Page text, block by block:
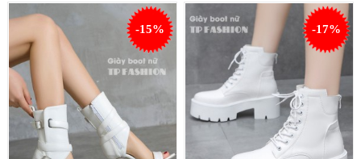
-15% -17%